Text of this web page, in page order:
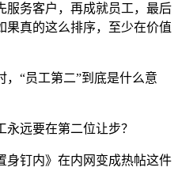
服务客户，再成就员工，最后
果真的这么排序，至少在价值
“员工第二”到底是什么意
远要在第二位让步？
身钉内》在内网变成热帖这件